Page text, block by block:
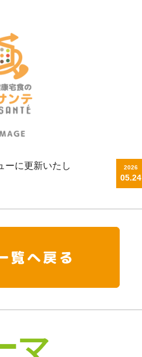
ーに更新いたし
2026
05.24
マ